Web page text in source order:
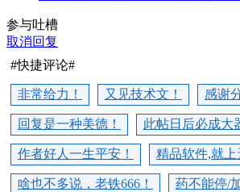
参与吐槽
取消回复
#快捷评论#
非常给力！ 又见技术文！ 感谢
回复是一种美德！ 此帖日后必成大
作者好人一生平安！ 精品软件,就上
啥也不多说，老铁666！ 药不能停/